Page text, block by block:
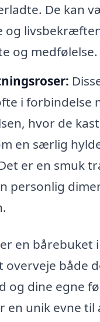
De kan
og
og medfølelse.
i forbindelse
hvor de
en særlig
er en smuk
personlig
en bårebuket
overveje både
og dine egne
en unik evne til